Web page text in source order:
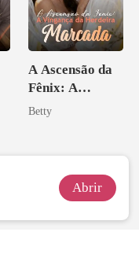
A Ascensão da
Fênix: A
Vingança da
Betty
Abrir